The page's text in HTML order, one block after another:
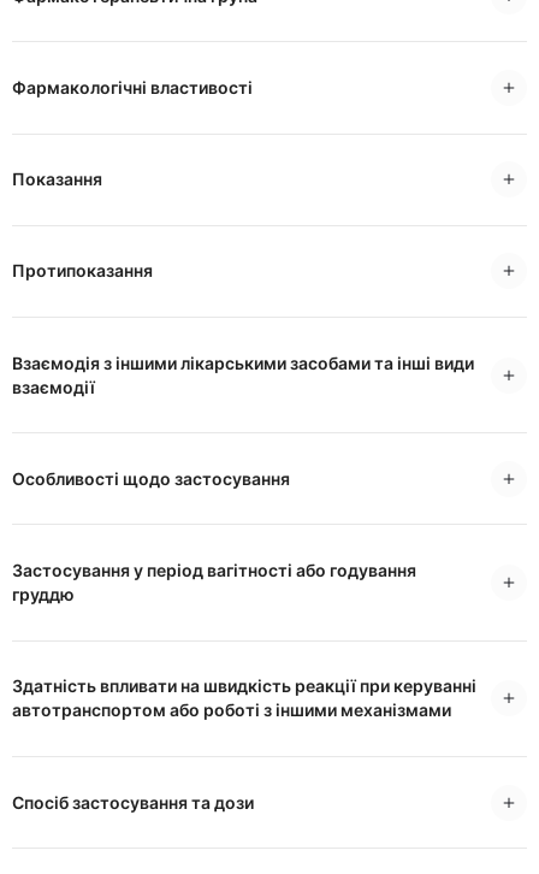
Фармакологічні властивості
Показання
Протипоказання
Взаємодія з іншими лікарськими засобами та інші види
взаємодії
Особливості щодо застосування
Застосування у період вагітності або годування
груддю
Здатність впливати на швидкість реакції при керуванні
автотранспортом або роботі з іншими механізмами
Спосіб застосування та дози